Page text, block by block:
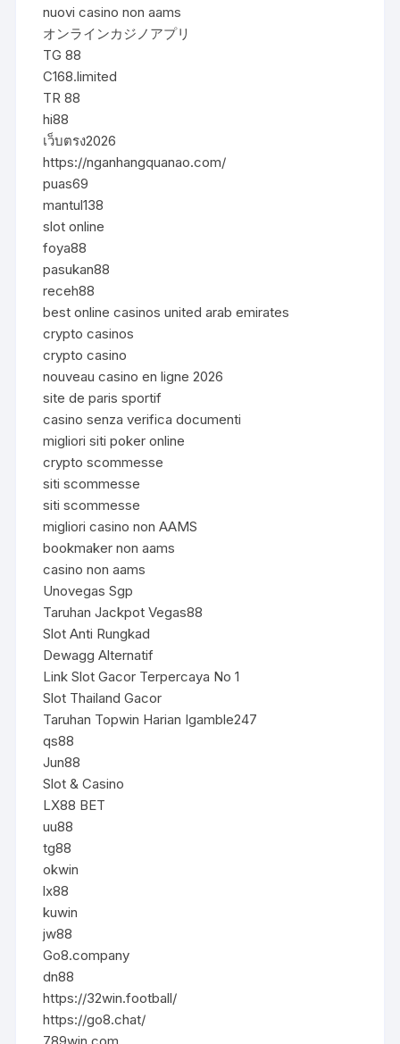
nuovi casino non aams
オンラインカジノアプリ
TG 88
C168.limited
TR 88
hi88
เว็บตรง2026
https://nganhangquanao.com/
puas69
mantul138
slot online
foya88
pasukan88
receh88
best online casinos united arab emirates
crypto casinos
crypto casino
nouveau casino en ligne 2026
site de paris sportif
casino senza verifica documenti
migliori siti poker online
crypto scommesse
siti scommesse
siti scommesse
migliori casino non AAMS
bookmaker non aams
casino non aams
Unovegas Sgp
Taruhan Jackpot Vegas88
Slot Anti Rungkad
Dewagg Alternatif
Link Slot Gacor Terpercaya No 1
Slot Thailand Gacor
Taruhan Topwin Harian Igamble247
qs88
Jun88
Slot & Casino
LX88 BET
uu88
tg88
okwin
lx88
kuwin
jw88
Go8.company
dn88
https://32win.football/
https://go8.chat/